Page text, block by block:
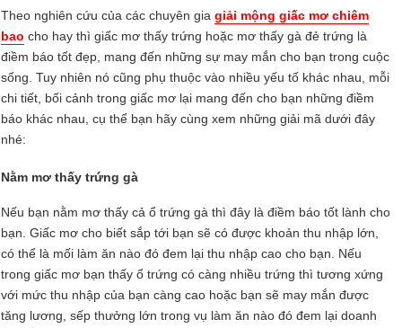
Theo nghiên cứu của các chuyên gia giải mộng giấc mơ chiêm
bao cho hay thì giấc mơ thấy trứng hoặc mơ thấy gà đẻ trứng là
điềm báo tốt đẹp, mang đến những sự may mắn cho bạn trong cuộc
sống. Tuy nhiên nó cũng phụ thuộc vào nhiều yếu tố khác nhau, mỗi
chi tiết, bối cảnh trong giấc mơ lại mang đến cho bạn những điềm
báo khác nhau, cụ thể bạn hãy cùng xem những giải mã dưới đây
nhé:
Nằm mơ thấy trứng gà
Nếu bạn nằm mơ thấy cả ổ trứng gà thì đây là điềm báo tốt lành cho
bạn. Giấc mơ cho biết sắp tới bạn sẽ có được khoản thu nhập lớn,
có thể là mối làm ăn nào đó đem lại thu nhập cao cho bạn. Nếu
trong giấc mơ bạn thấy ổ trứng có càng nhiều trứng thì tương xứng
với mức thu nhập của bạn càng cao hoặc bạn sẽ may mắn được
tăng lương, sếp thưởng lớn trong vụ làm ăn nào đó đem lại doanh